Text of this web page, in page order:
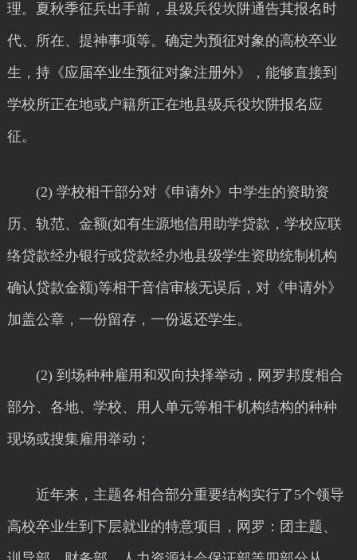
理。夏秋季征兵出手前，县级兵役坎阱通告其报名时
代、所在、提神事项等。确定为预征对象的高校卒业
生，持《应届卒业生预征对象注册外》，能够直接到
学校所正在地或户籍所正在地县级兵役坎阱报名应
征。
(2) 学校相干部分对《申请外》中学生的资助资
历、轨范、金额(如有生源地信用助学贷款，学校应联
络贷款经办银行或贷款经办地县级学生资助统制机构
确认贷款金额)等相干音信审核无误后，对《申请外》
加盖公章，一份留存，一份返还学生。
(2) 到场种种雇用和双向抉择举动，网罗邦度相合
部分、各地、学校、用人单元等相干机构结构的种种
现场或搜集雇用举动；
近年来，主题各相合部分重要结构实行了5个领导
高校卒业生到下层就业的特意项目，网罗：团主题、